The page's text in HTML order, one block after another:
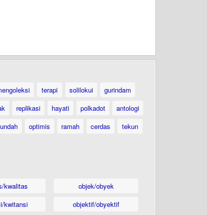
terapi solilokui
gurindam
replikasi hayati polkadot
antologi
optimis ramah cerdas
tekun
kwalitas
kwitansi
objek/obyek
objektif/obyektif